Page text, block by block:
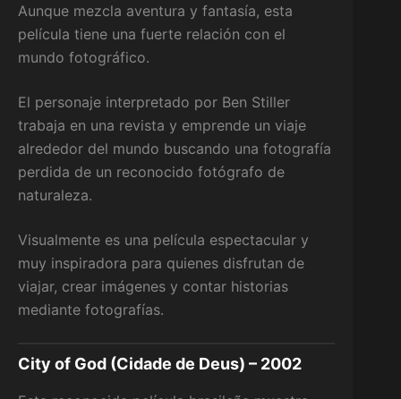
Aunque mezcla aventura y fantasía, esta
película tiene una fuerte relación con el
mundo fotográfico.
El personaje interpretado por Ben Stiller
trabaja en una revista y emprende un viaje
alrededor del mundo buscando una fotografía
perdida de un reconocido fotógrafo de
naturaleza.
Visualmente es una película espectacular y
muy inspiradora para quienes disfrutan de
viajar, crear imágenes y contar historias
mediante fotografías.
City of God (Cidade de Deus) – 2002